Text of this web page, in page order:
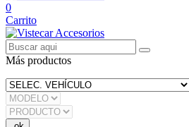
0
Carrito
Más productos